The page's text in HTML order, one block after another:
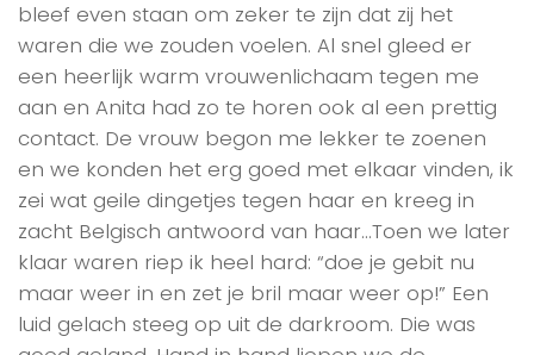
bleef even staan om zeker te zijn dat zij het
waren die we zouden voelen. Al snel gleed er
een heerlijk warm vrouwenlichaam tegen me
aan en Anita had zo te horen ook al een prettig
contact. De vrouw begon me lekker te zoenen
en we konden het erg goed met elkaar vinden, ik
zei wat geile dingetjes tegen haar en kreeg in
zacht Belgisch antwoord van haar…Toen we later
klaar waren riep ik heel hard: “doe je gebit nu
maar weer in en zet je bril maar weer op!” Een
luid gelach steeg op uit de darkroom. Die was